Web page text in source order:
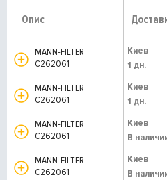
Опис
MANN-FILTER
C262061
Киев
1 дн.
MANN-FILTER
C262061
Киев
1 дн.
MANN-FILTER
C262061
Киев
В
MANN-FILTER
C262061
Киев
В